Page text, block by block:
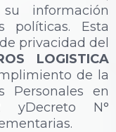
información
políticas. Esta
privacidad del
LOGISTICA
de la
Personales en
yDecreto N°